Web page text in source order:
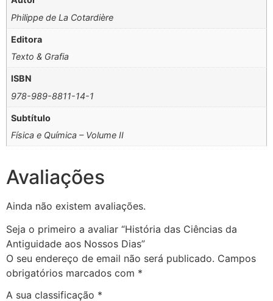
Philippe de La Cotardière
Editora
Texto & Grafia
ISBN
978-989-8811-14-1
Subtítulo
Física e Química – Volume II
Avaliações
Ainda não existem avaliações.
Seja o primeiro a avaliar “História das Ciências da
Antiguidade aos Nossos Dias”
O seu endereço de email não será publicado. Campos
obrigatórios marcados com *
A sua classificação *